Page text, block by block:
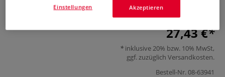
Kompaktes Set für unterwegs.
Mehr
27,43 €
inklusive 20% bzw. 10% MwSt,
ggf. zuzüglich Versandkosten.
Bestell-Nr.08-63941
Akzeptieren
Einstellungen